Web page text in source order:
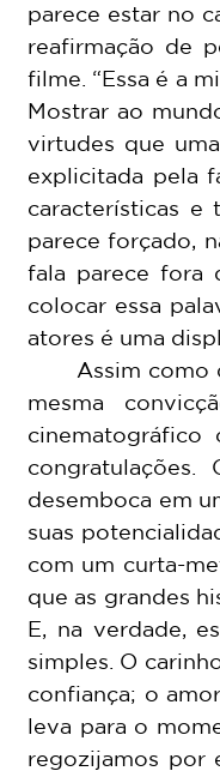
parece estar no
reafirmação de
filme. “Essa é a
Mostrar ao
virtudes que
explicitada pela
características e
parece forçado,
fala parece fora
colocar essa
atores é uma
mesma
cinematográfico
desemboca em
suas
com um curta-
que as grandes
E, na verdade,
simples. O
confiança; o
leva para o
regozijamos por